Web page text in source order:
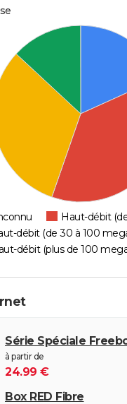
Haut-débit
débit (de 30 à 100
débit (plus de 100
Série Spéciale
à partir de
24.99 €
Box RED Fibre